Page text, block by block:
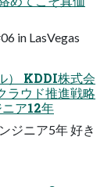
in LasVegas
） KDDI株式会
ラウド推進戦略
ア12年
ジニア5年 好き